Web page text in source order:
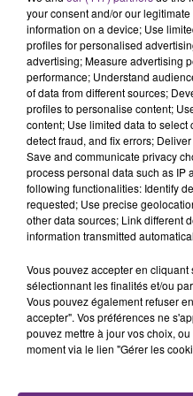
UN FEU DE
CIRCULATION DANS
Un feu de remorque
fin de matinée sur l'A34.
VENEZ FÊTER CE
L'ANNIVERSAIRE DE
your consent and/or our
information on a device; Use
profiles for personalised
advertising; Measure advertising
performance; Understand
of data from different sources;
profiles to personalise content;
content; Use limited data to select
detect fraud, and fix errors;
Save and communicate privacy
process personal data such as IP
following functionalities: Identify
requested; Use precise
other data sources; Link different
information transmitted
Vous pouvez accepter en cliquant
sélectionnant les finalités et/ou
Vous pouvez également refuser
accepter". Vos préférences ne
pouvez mettre à jour vos choix,
moment via le lien "Gérer les